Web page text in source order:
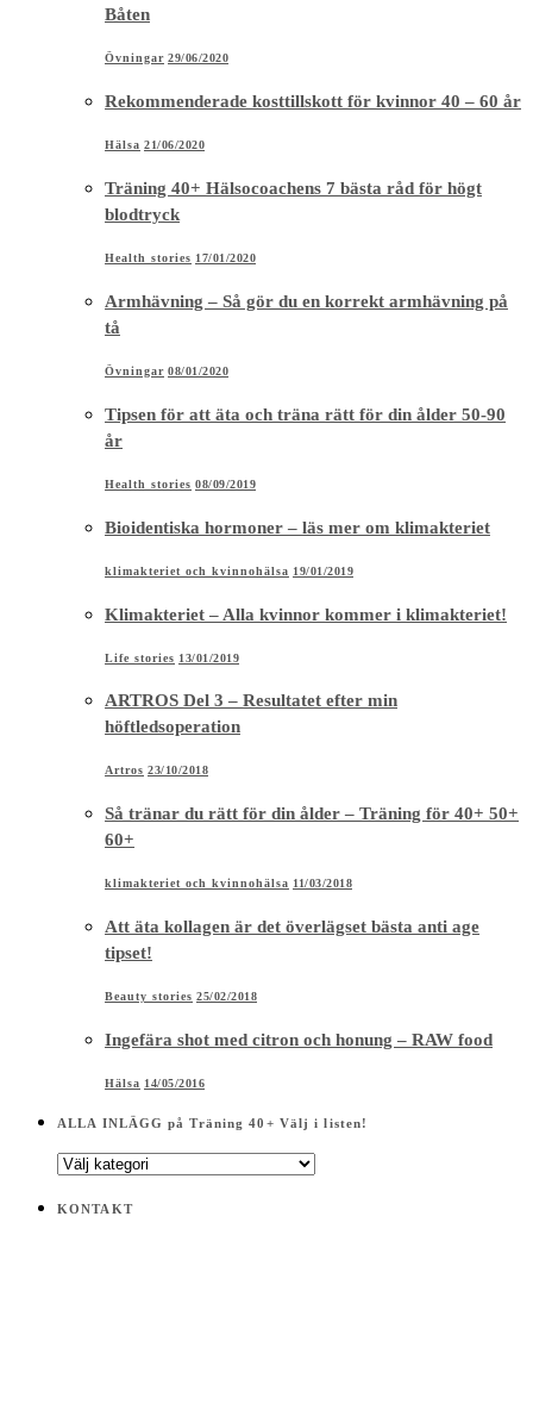
Båten
Övningar 29/06/2020
Rekommenderade kosttillskott för kvinnor 40 – 60 år
Hälsa 21/06/2020
Träning 40+ Hälsocoachens 7 bästa råd för högt
blodtryck
Health stories 17/01/2020
Armhävning – Så gör du en korrekt armhävning på
tå
Övningar 08/01/2020
Tipsen för att äta och träna rätt för din ålder 50-90
år
Health stories 08/09/2019
Bioidentiska hormoner – läs mer om klimakteriet
klimakteriet och kvinnohälsa 19/01/2019
Klimakteriet – Alla kvinnor kommer i klimakteriet!
Life stories 13/01/2019
ARTROS Del 3 – Resultatet efter min
höftledsoperation
Artros 23/10/2018
Så tränar du rätt för din ålder – Träning för 40+ 50+
60+
klimakteriet och kvinnohälsa 11/03/2018
Att äta kollagen är det överlägset bästa anti age
tipset!
Beauty stories 25/02/2018
Ingefära shot med citron och honung – RAW food
Hälsa 14/05/2016
ALLA INLÄGG på Träning 40+ Välj i listen!
ALLA
på
KONTAKT